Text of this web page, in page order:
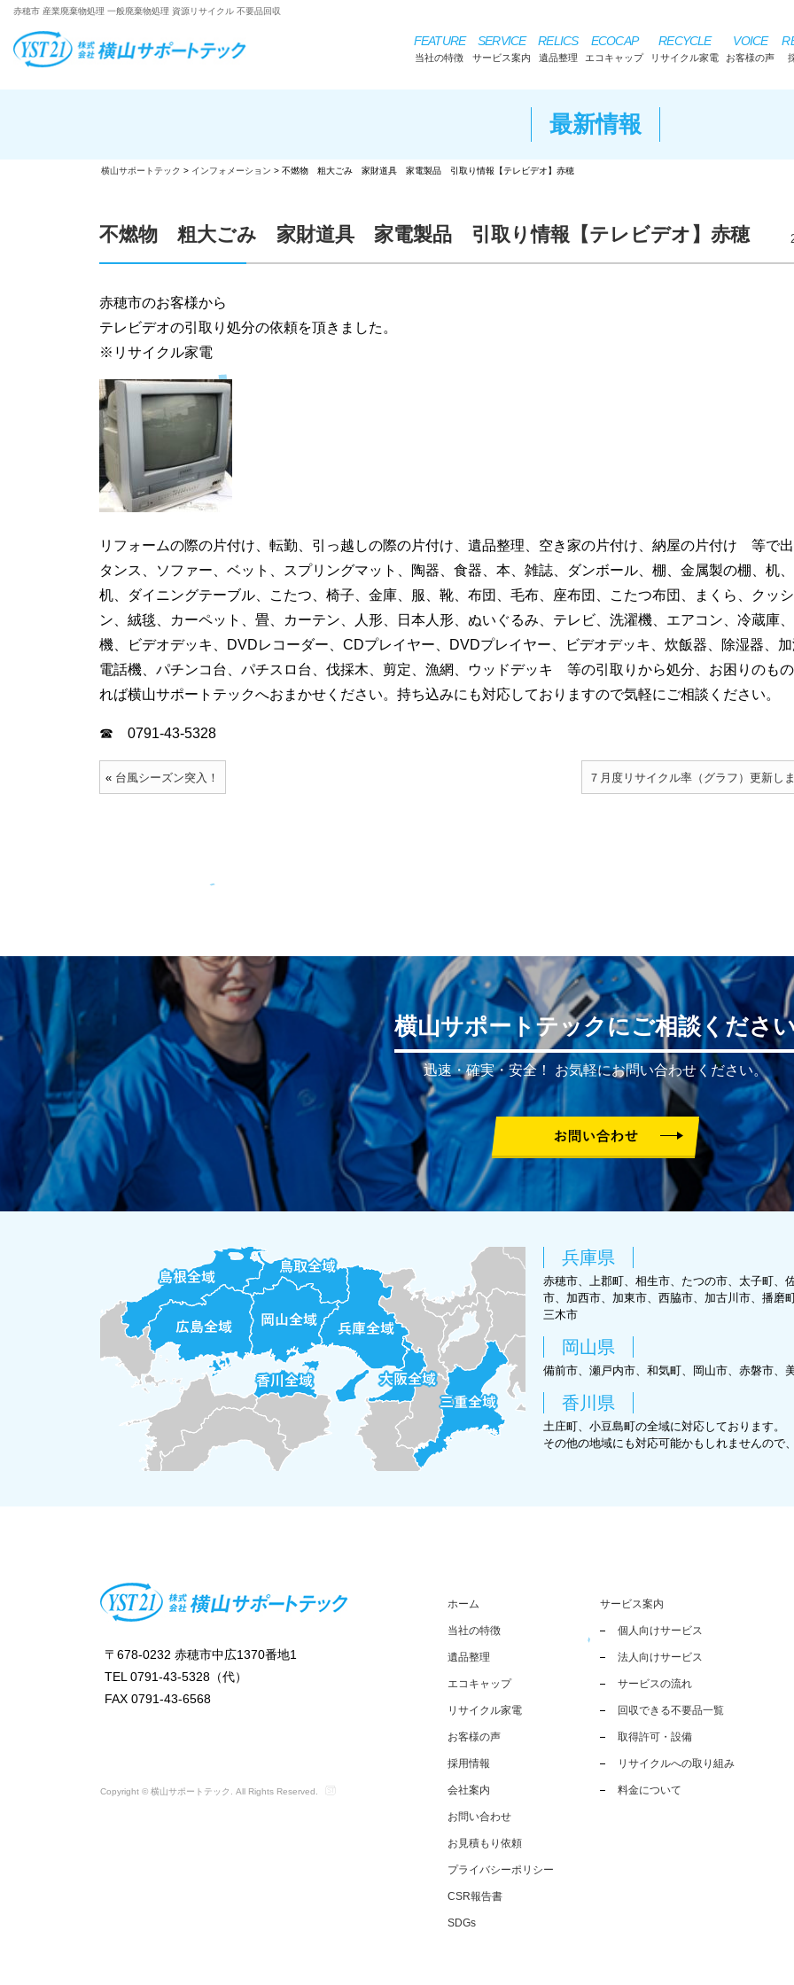
赤穂市 産業廃棄物処理 一般廃棄物処理 資源リサイクル 不要品回収
FEATURE
当社の特徴
SERVICE
サービス案内
RELICS
遺品整理
ECOCAP
エコキャップ
RECYCLE
リサイクル家電
VOICE
お客様の声
最新情報
横山サポートテック > インフォメーション > 不燃物 粗大ごみ 家財道具 家電製品 引取り情報【テレビデオ】赤穂
不燃物 粗大ごみ 家財道具 家電製品 引取り情報【テレビデオ】赤穂
赤穂市のお客様から
テレビデオの引取り処分の依頼を頂きました。
※リサイクル家電
リフォームの際の片付け、転勤、引っ越しの際の片付け、遺品整理、空き家の片付け、納屋の片付け 等で
タンス、ソファー、ベット、スプリングマット、陶器、食器、本、雑誌、ダンボール、棚、金属製の棚、机
机、ダイニングテーブル、こたつ、椅子、金庫、服、靴、布団、毛布、座布団、こたつ布団、まくら、クッ
ン、絨毯、カーペット、畳、カーテン、人形、日本人形、ぬいぐるみ、テレビ、洗濯機、エアコン、冷蔵庫
機、ビデオデッキ、DVDレコーダー、CDプレイヤー、DVDプレイヤー、ビデオデッキ、炊飯器、除湿器、
電話機、パチンコ台、パチスロ台、伐採木、剪定、漁網、ウッドデッキ 等の引取りから処分、お困りのも
れば横山サポートテックへおまかせください。持ち込みにも対応しておりますので気軽にご相談ください。
☎ 0791-43-5328
« 台風シーズン突入！ ７月度リサイクル率（グラフ）更新し
横山サポートテックにご相談くださ
迅速・確実・安全！ お気軽にお問い合わせください。
兵庫県
赤穂市、上郡町、相生市、たつの市、太子町、
市、加西市、加東市、西脇市、加古川市、播磨
三木市
岡山県
備前市、瀬戸内市、和気町、岡山市、赤磐市、
香川県
土庄町、小豆島町の全域に対応しております。
その他の地域にも対応可能かもしれませんので
〒678-0232 赤穂市中広1370番地1
TEL 0791-43-5328（代）
FAX 0791-43-6568
Copyright © 横山サポートテック. All Rights Reserved.
ホーム
当社の特徴
遺品整理
エコキャップ
リサイクル家電
お客様の声
採用情報
会社案内
お問い合わせ
お見積もり依頼
プライバシーポリシー
CSR報告書
SDGs
サービス案内
個人向けサービス
法人向けサービス
サービスの流れ
回収できる不要品一覧
取得許可・設備
リサイクルへの取り組み
料金について